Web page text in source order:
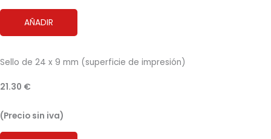
AÑADIR
Sello de 24 x 9 mm (superficie de impresión)
21.30 €
(Precio sin iva)